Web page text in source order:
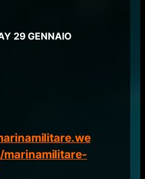
29​ GENNAIO
marinamilitare-